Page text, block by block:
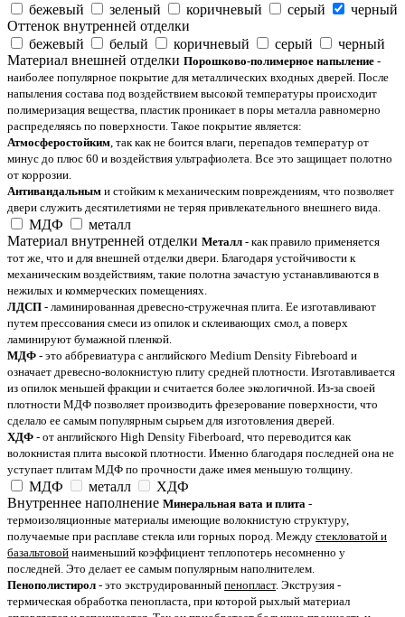
бежевый
зеленый коричневый серый
черный
Оттенок внутренней отделки
бежевый
белый коричневый серый
черный
Материал внешней отделки Порошково-полимерное напыление -
наиболее популярное покрытие для металлических входных дверей. После
напыления состава под воздействием высокой температуры происходит
полимеризация вещества, пластик проникает в поры металла равномерно
распределяясь по поверхности. Такое покрытие является:
Атмосферостойким , так как не боится влаги, перепадов температур от
минус до плюс 60 и воздействия ультрафиолета. Все это защищает полотно
от коррозии.
Антивандальным и стойким к механическим повреждениям, что позволяет
двери служить десятилетиями не теряя привлекательного внешнего вида.
МДФ
металл
Материал внутренней отделки Металл - как правило применяется
тот же, что и для внешней отделки двери. Благодаря устойчивости к
механическим воздействиям, такие полотна зачастую устанавливаются в
нежилых и коммерческих помещениях.
ЛДСП - ламинированная древесно-стружечная плита. Ее изготавливают
путем прессования смеси из опилок и склеивающих смол, а поверх
ламинируют бумажной пленкой.
МДФ - это аббревиатура с английского Medium Density Fibreboard и
означает древесно-волокнистую плиту средней плотности. Изготавливается
из опилок меньшей фракции и считается более экологичной. Из-за своей
плотности МДФ позволяет производить фрезерование поверхности, что
сделало ее самым популярным сырьем для изготовления дверей.
ХДФ - от английского High Density Fiberboard, что переводится как
волокнистая плита высокой плотности. Именно благодаря последней она не
уступает плитам МДФ по прочности даже имея меньшую толщину.
МДФ металл
ХДФ
Внутреннее наполнение Минеральная вата и плита -
термоизоляционные материалы имеющие волокнистую структуру,
получаемые при расплаве стекла или горных пород. Между стекловатой и
базальтовой наименьший коэффициент теплопотерь несомненно у
последней. Это делает ее самым популярным наполнителем.
Пенополистирол - это экструдированный пенопласт. Экструзия -
термическая обработка пенопласта, при которой рыхлый материал